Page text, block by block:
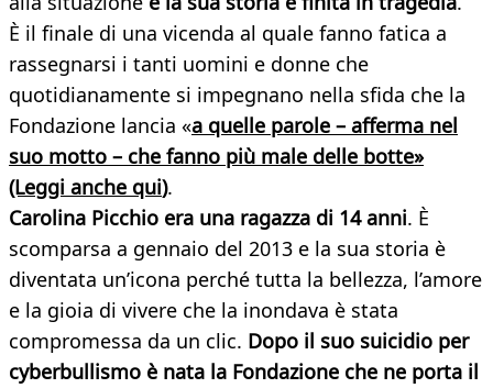
È il finale di una vicenda al quale fanno fatica a
rassegnarsi i tanti uomini e donne che
quotidianamente si impegnano nella sfida che la
Fondazione lancia «a quelle parole – afferma nel
suo motto – che fanno più male delle botte»
(Leggi anche qui).
Carolina Picchio era una ragazza di 14 anni. È
scomparsa a gennaio del 2013 e la sua storia è
diventata un’icona perché tutta la bellezza, l’amore
e la gioia di vivere che la inondava è stata
compromessa da un clic. Dopo il suo suicidio per
cyberbullismo è nata la Fondazione che ne porta il